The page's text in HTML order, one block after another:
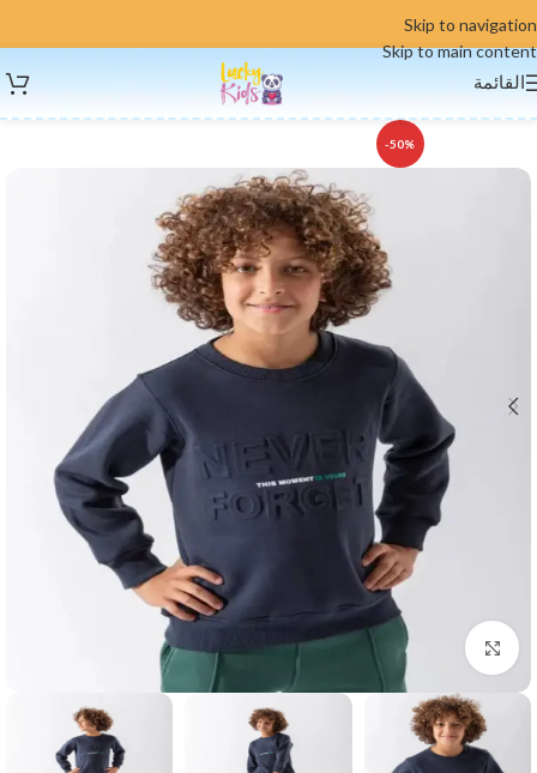
Skip to navigation
Skip to main content
القائمة
-50%
Click to enlarge